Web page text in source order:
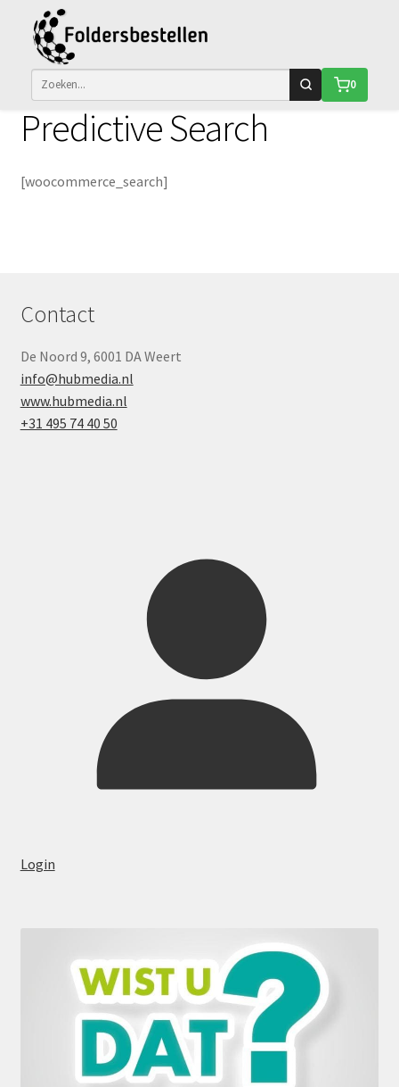
Ga
door
navigatie
Ga
naar
inhoud
0
Woocommerce
Predictive Search
[woocommerce_search]
Contact
De Noord 9, 6001 DA Weert
info@hubmedia.nl
www.hubmedia.nl
+31 495 74 40 50
Login